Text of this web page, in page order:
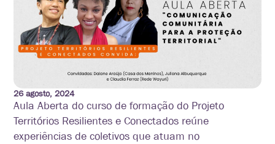
26 agosto, 2024
Aula Aberta do curso de formação do Projeto
Territórios Resilientes e Conectados reúne
experiências de coletivos que atuam no